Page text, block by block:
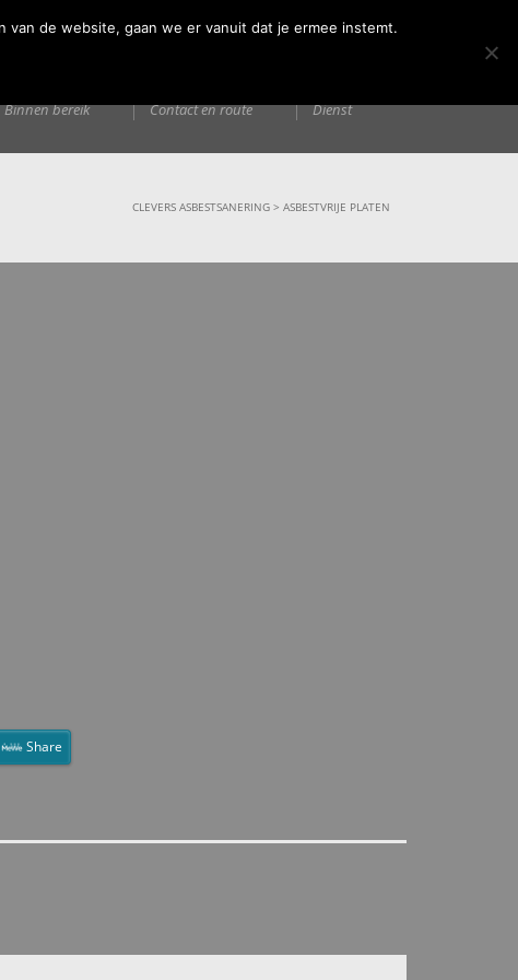
Binnen bereik Contact en route Dienst
CLEVERS ASBESTSANERING > ASBESTVRIJE PLATEN
Share
de website, gaan we er vanuit dat je ermee instemt.